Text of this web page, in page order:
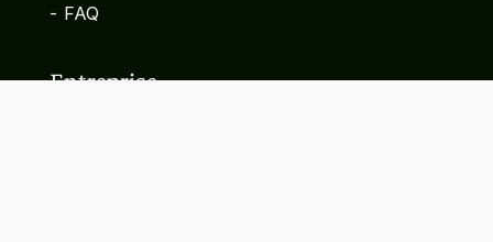
- FAQ
Entreprise